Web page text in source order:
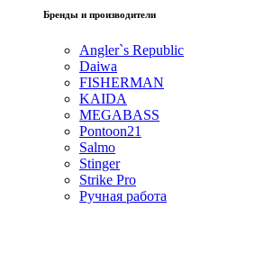
Бренды и производители
Angler`s Republic
Daiwa
FISHERMAN
KAIDA
MEGABASS
Pontoon21
Salmo
Stinger
Strike Pro
Ручная работа